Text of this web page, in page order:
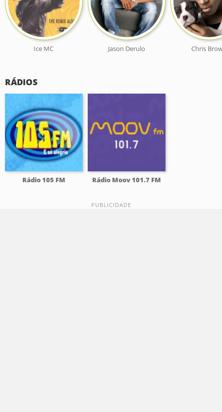
Ice MC Jason Derulo Chris
RÁDIOS
Rádio 105 FM Rádio Moov 101.7 FM